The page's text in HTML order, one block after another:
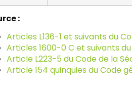
:
Articles L136-1 et suivants du
Articles 1600-0 C et suivants
Article L223-5 du Code de la
Article 154 quinquies du Code